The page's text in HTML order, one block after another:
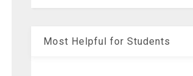
Most Helpful for Students